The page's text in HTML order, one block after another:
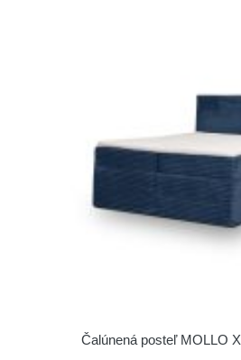
Čalúnená posteľ MOLLO